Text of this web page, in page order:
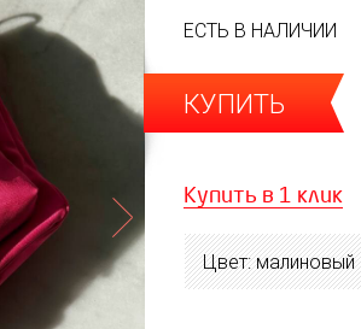
ЕСТЬ В НАЛИЧИИ
КУПИТЬ
Купить в 1 клик
Цвет: малиновый